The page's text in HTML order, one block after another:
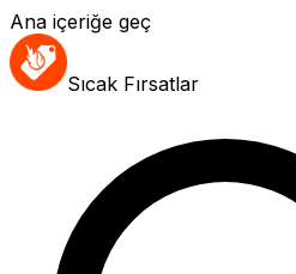
Ana içeriğe geç
Sıcak Fırsatlar